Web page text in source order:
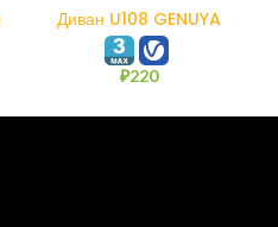
Диван U108 GENUYA
₽220